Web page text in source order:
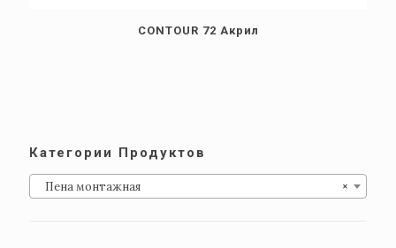
CONTOUR 72 Акрил
Категории Продуктов
×
Пена монтажная